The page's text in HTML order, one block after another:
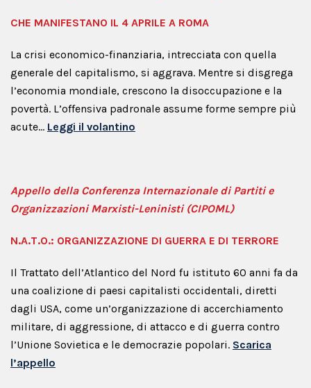
CHE MANIFESTANO IL 4 APRILE A ROMA
La crisi economico-finanziaria, intrecciata con quella
generale del capitalismo, si aggrava. Mentre si disgrega
l’economia mondiale, crescono la disoccupazione e la
povertà. L’offensiva padronale assume forme sempre più
acute… Leggi il volantino
Appello della Conferenza Internazionale di Partiti e
Organizzazioni Marxisti-Leninisti (CIPOML)
N.A.T.O.: ORGANIZZAZIONE DI GUERRA E DI TERRORE
Il Trattato dell’Atlantico del Nord fu istituto 60 anni fa da
una coalizione di paesi capitalisti occidentali, diretti
dagli USA, come un’organizzazione di accerchiamento
militare, di aggressione, di attacco e di guerra contro
l’Unione Sovietica e le democrazie popolari. Scarica
l’appello